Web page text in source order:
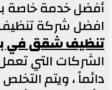
أفضل خدمة خاصة
افضل شركة
تنظيف شقق في
الشركات التي
دائماً ، ويتم